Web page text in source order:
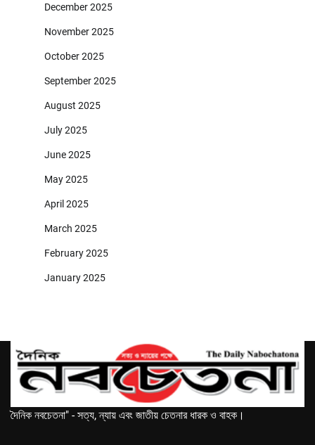
December 2025
November 2025
October 2025
September 2025
August 2025
July 2025
June 2025
May 2025
April 2025
March 2025
February 2025
January 2025
দৈনিক নবচেতনা" - সত্য, ন্যায় এবং জাতীয় চেতনার ধারক ও বাহক।